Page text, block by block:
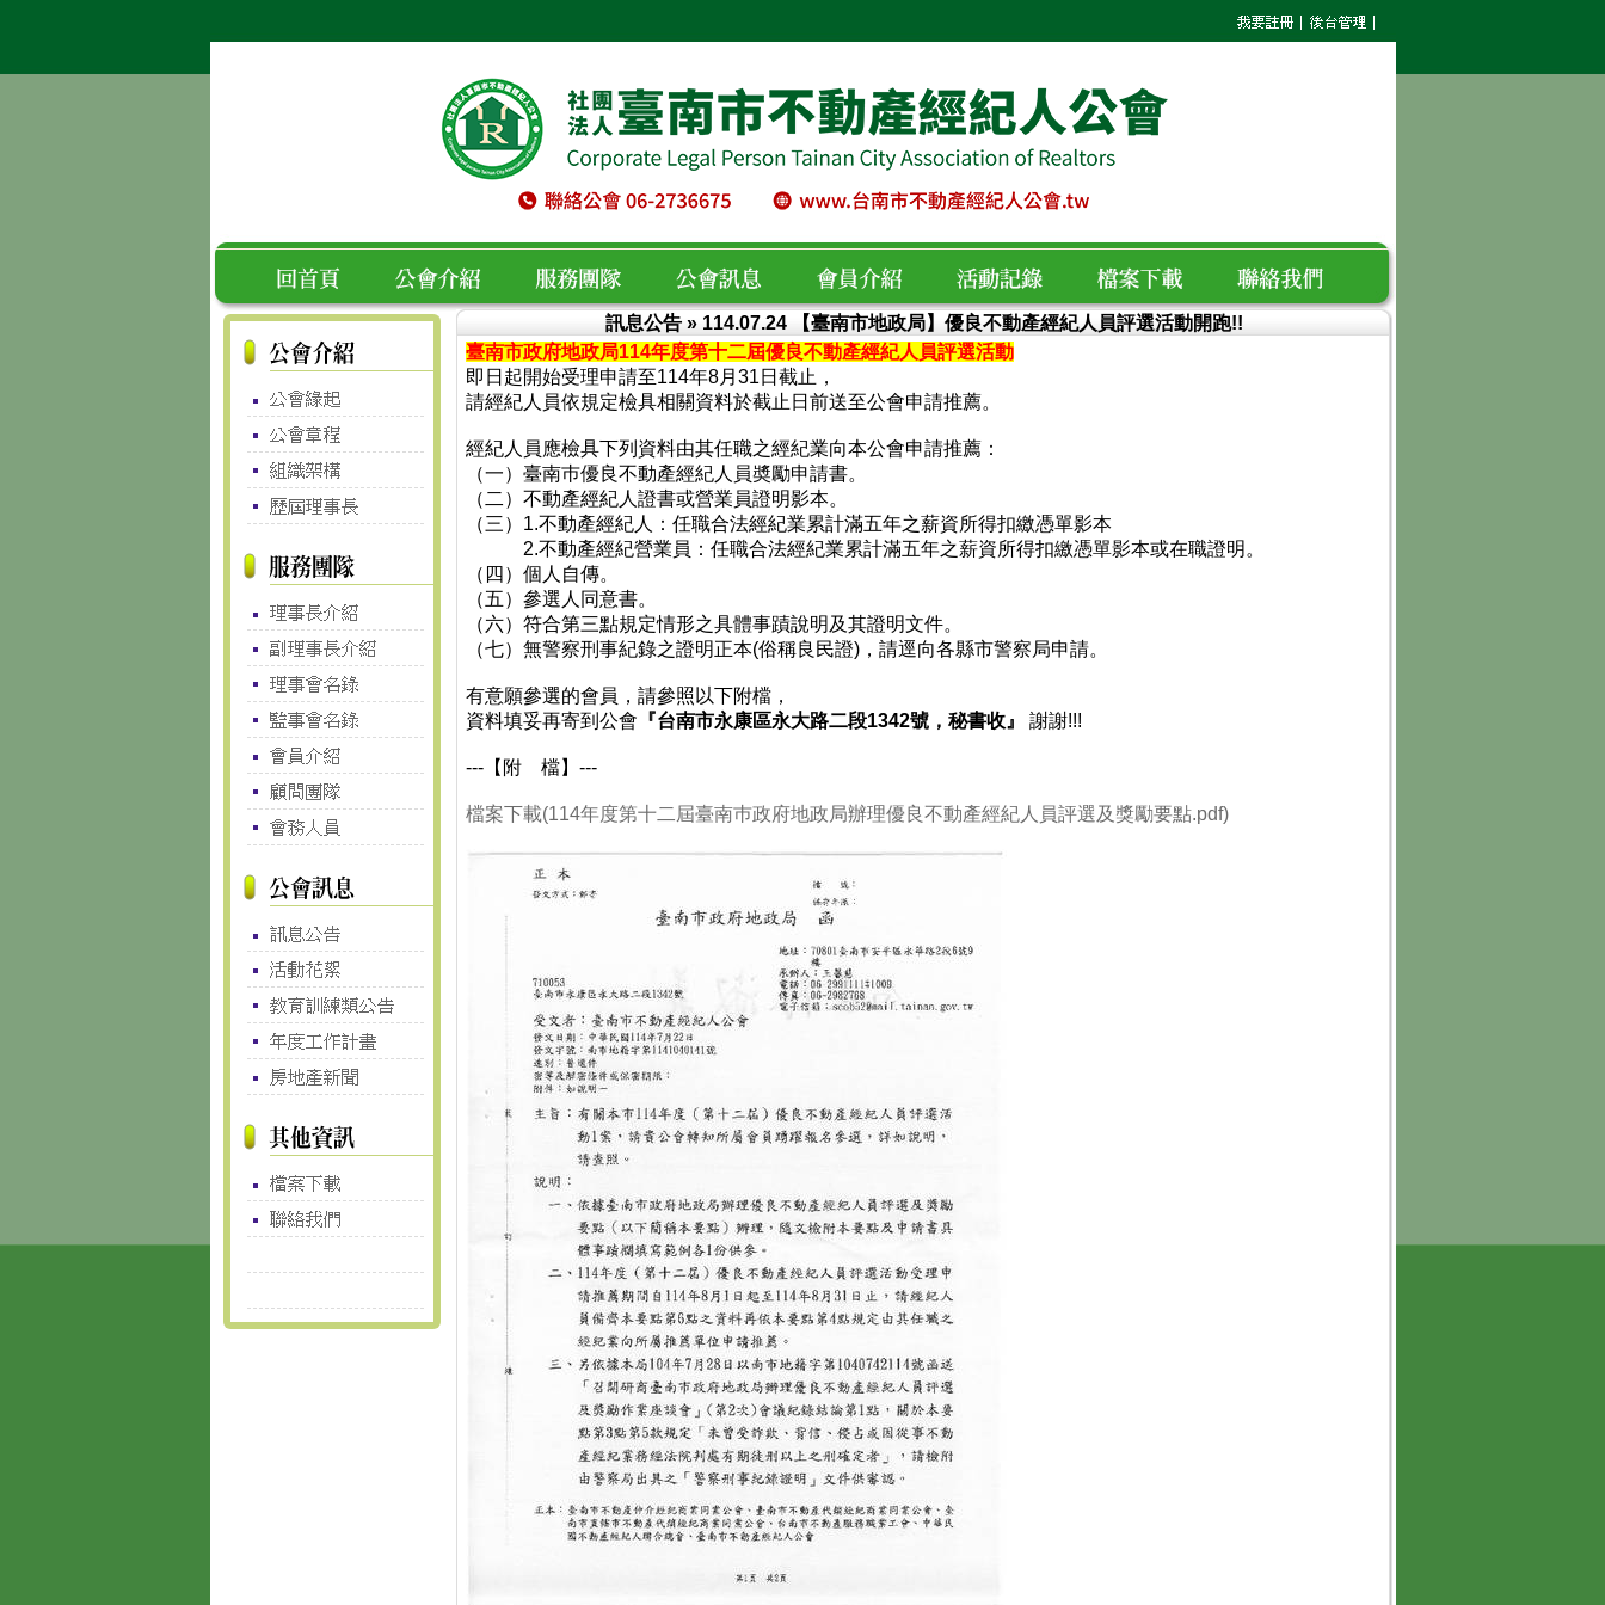
空白回首頁 公會介紹 服務團隊 公會訊息 會員介紹 活動紀錄
訊息公告» 114.07.24 【臺南市地政局】優良不動產經紀人員評選活動開跑!!
臺南市政府地政局114年度第十二屆優良不動產經紀人員評選活動
即日起開始受理申請至114年8月31日截止，
請經紀人員依規定檢具相關資料於截止日前送至公會申請推薦。
經紀人員應檢具下列資料由其任職之經紀業向本公會申請推薦：
（一）臺南巿優良不動產經紀人員奬勵申請書。
（二）不動產經紀人證書或營業員證明影本。
（三）1.不動產經紀人：任職合法經紀業累計滿五年之薪資所得扣繳憑單影本
2.不動產經紀營業員：任職合法經紀業累計滿五年之薪資所得扣繳憑單影本或在職證明。
（四）個人自傳。
（五）參選人同意書。
（六）符合第三點規定情形之具體事蹟說明及其證明文件。
（七）無警察刑事紀錄之證明正本(俗稱良民證)，請逕向各縣市警察局申請。
有意願參選的會員，請參照以下附檔，
資料填妥再寄到公會 『台南市永康區永大路二段1342號，秘書收』 謝謝!!!
---【附 檔】---
檔案下載(114年度第十二屆臺南巿政府地政局辦理優良不動產經紀人員評選及獎勵要點.pdf)